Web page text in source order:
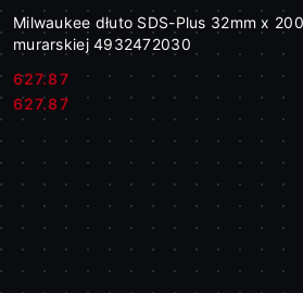
Milwaukee dłuto SDS-Plus 32mm x
murarskiej 4932472030
Cena:
627.87
Cena:
627.87